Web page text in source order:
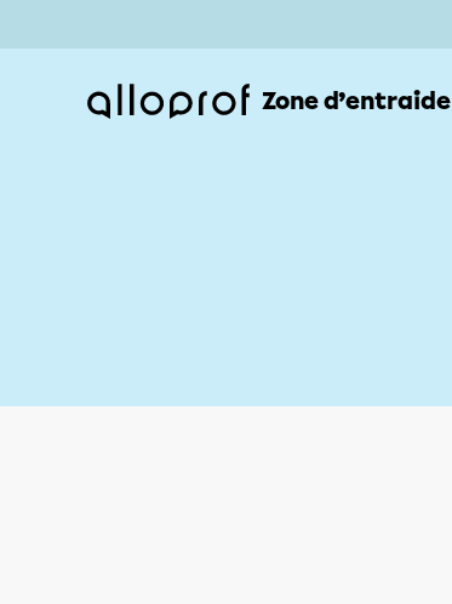
Zone d’entraide